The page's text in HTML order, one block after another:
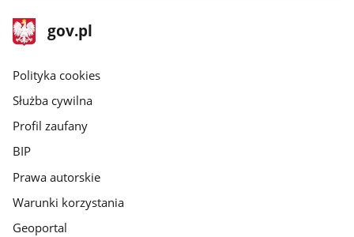
stopka
gov.pl
Strona
gov.pl
gov.pl
Polityka cookies
Służba cywilna
Profil zaufany
BIP
Prawa autorskie
Warunki korzystania
Geoportal